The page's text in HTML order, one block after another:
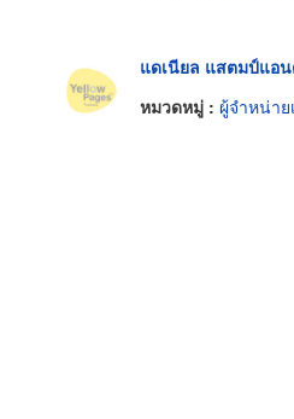
แดเนียล แสตมป์แอ
หมวดหมู่ : ผู้จำหน่า